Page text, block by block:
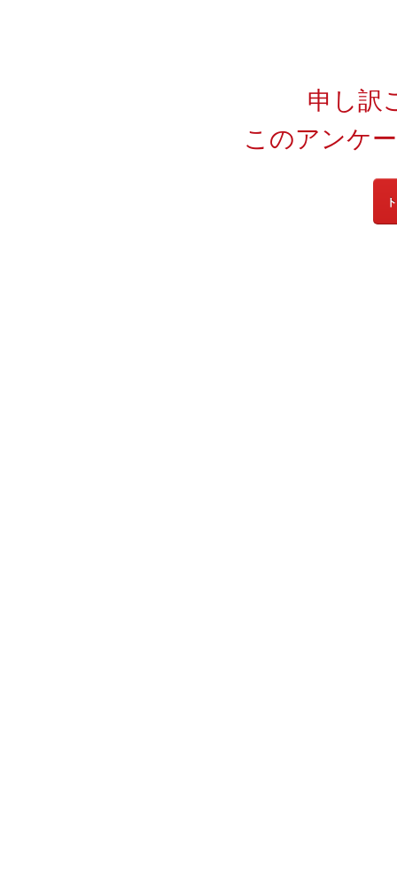
申し訳
このアンケ